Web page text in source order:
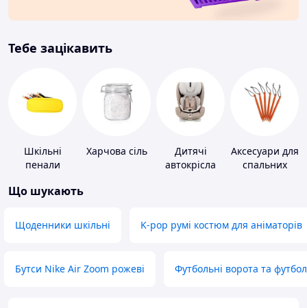
Тебе зацікавить
Шкільні
пенали
Харчова сіль
Дитячі
автокрісла
Аксесуари для
спальних
Що шукають
Щоденники шкільні K-pop румі костюм для аніматорів
Бутси Nike Air Zoom рожеві Футбольні ворота та